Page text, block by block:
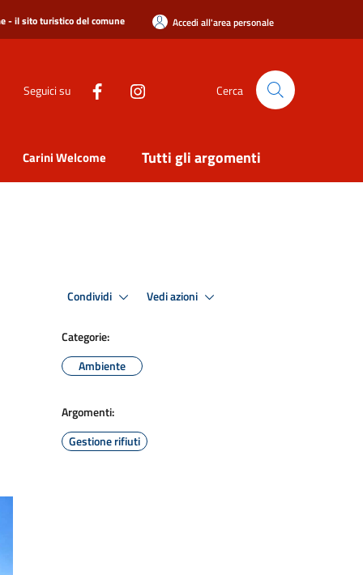
- il sito turistico del comune Accedi all'area personale
Seguici su Cerca
Carini Welcome Tutti gli argomenti
Condividi Vedi azioni
Categorie:
Ambiente
Argomenti:
Gestione rifiuti